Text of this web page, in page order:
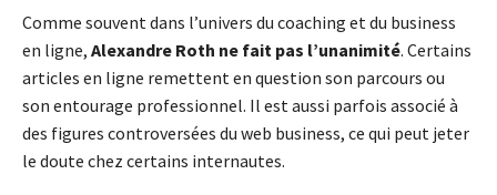
Comme souvent dans l’univers du coaching et du business
en ligne, Alexandre Roth ne fait pas l’unanimité. Certains
articles en ligne remettent en question son parcours ou
son entourage professionnel. Il est aussi parfois associé à
des figures controversées du web business, ce qui peut jeter
le doute chez certains internautes.